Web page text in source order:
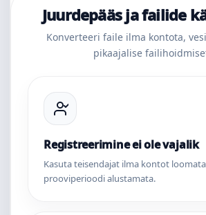
Juurdepääs ja failide
Konverteeri faile ilma kontota,
pikaajalise
Registreerimine ei ole vajalik
Kasuta teisendajat ilma kontot
prooviperioodi alustamata.